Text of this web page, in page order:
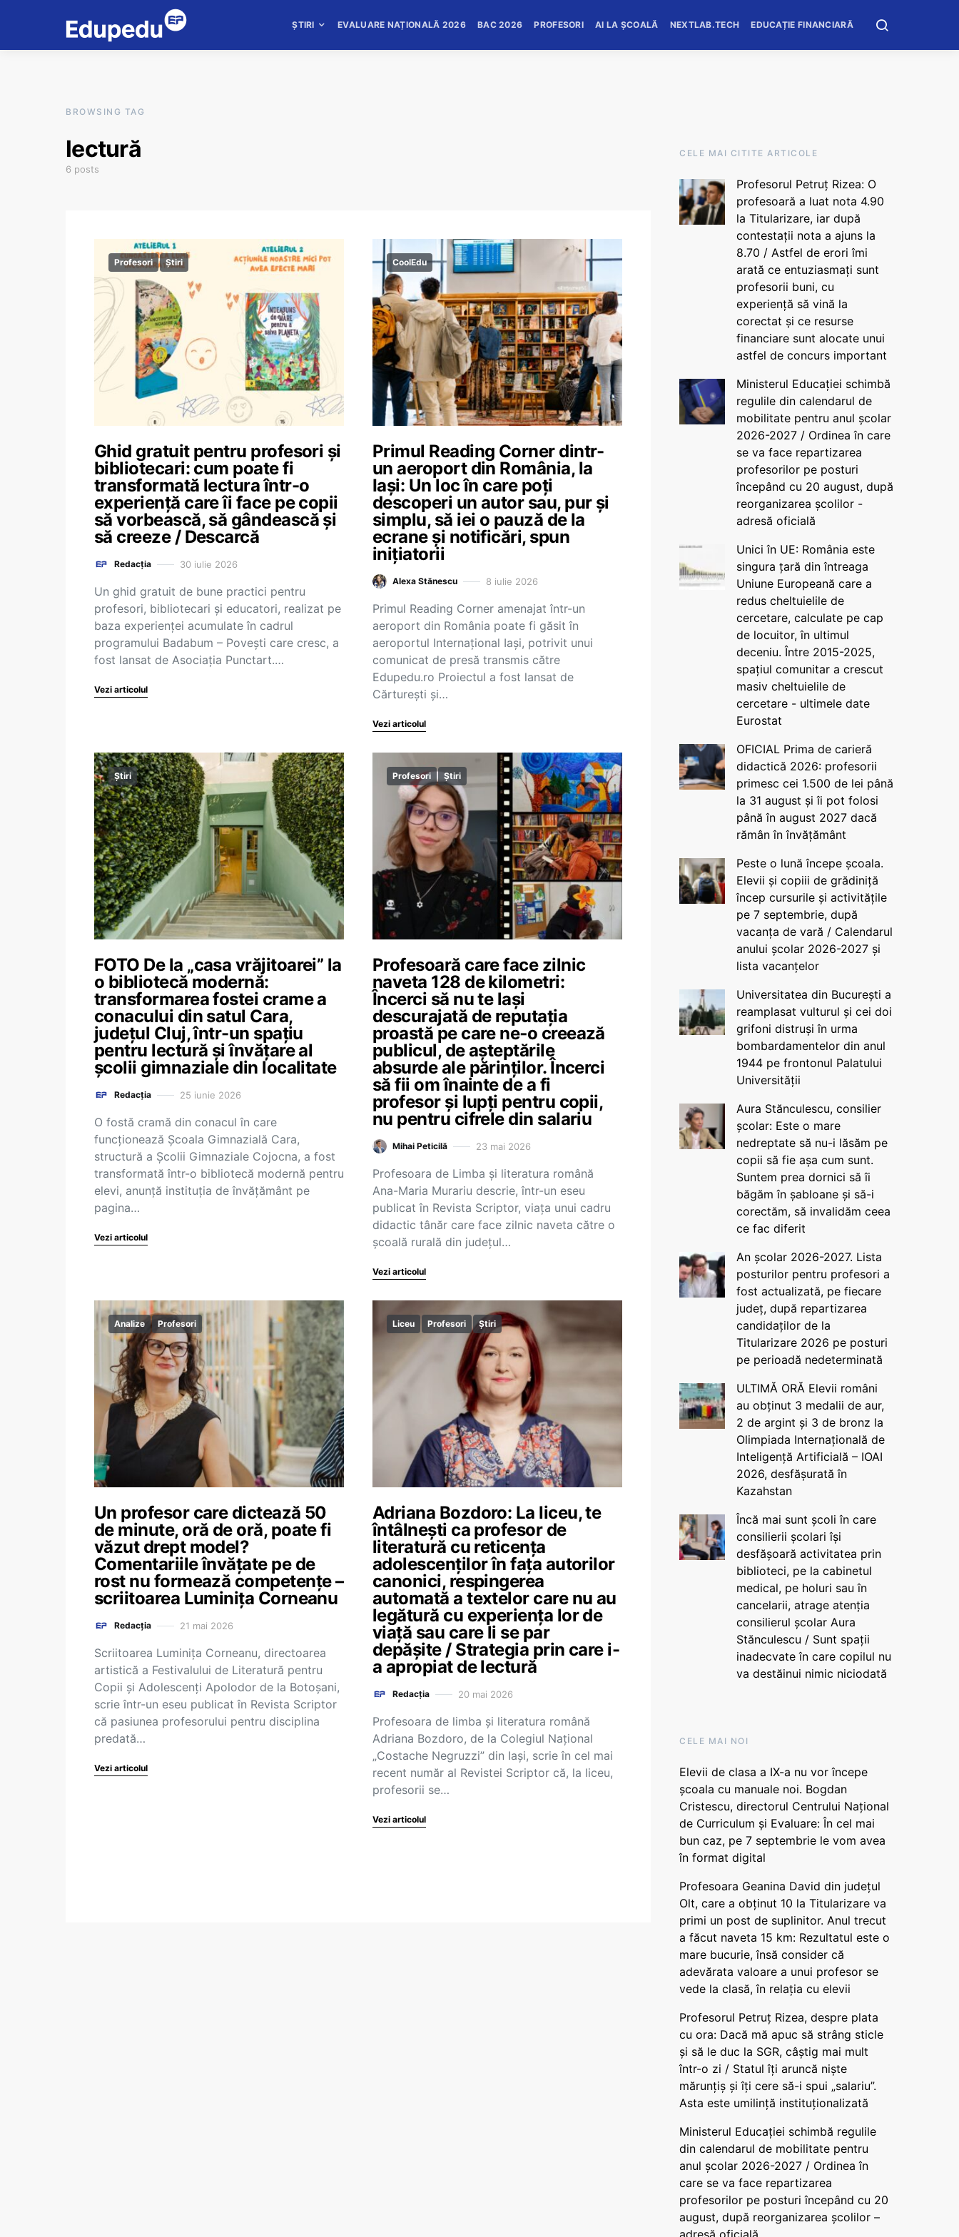
ȘTIRI EVALUARE NAȚIONALĂ 2026 BAC 2026 PROFESORI AI LA ȘCOALĂ NEXTLAB.TECH EDUCAȚIE FINANCIARĂ
BROWSING TAG
lectură
6 posts
Profesori Știri
Ghid gratuit pentru profesori și
bibliotecari: cum poate fi
transformată lectura într-o
experiență care îi face pe copii
să vorbească, să gândească și
să creeze / Descarcă
Redacția 30 iulie 2026
Un ghid gratuit de bune practici pentru
profesori, bibliotecari și educatori, realizat pe
baza experienței acumulate în cadrul
programului Badabum – Povești care cresc, a
fost lansat de Asociația Punctart.…
Vezi articolul
CoolEdu
Primul Reading Corner dintr-
un aeroport din România, la
Iași: Un loc în care poți
descoperi un autor sau, pur și
simplu, să iei o pauză de la
ecrane și notificări, spun
inițiatorii
Alexa Stănescu 8 iulie 2026
Primul Reading Corner amenajat într-un
aeroport din România poate fi găsit în
aeroportul Internațional Iași, potrivit unui
comunicat de presă transmis către
Edupedu.ro Proiectul a fost lansat de
Cărturești și…
Vezi articolul
Știri
FOTO De la „casa vrăjitoarei” la
o bibliotecă modernă:
transformarea fostei crame a
conacului din satul Cara,
județul Cluj, într-un spațiu
pentru lectură și învățare al
școlii gimnaziale din localitate
Redacția 25 iunie 2026
O fostă cramă din conacul în care
funcționează Școala Gimnazială Cara,
structură a Școlii Gimnaziale Cojocna, a fost
transformată într-o bibliotecă modernă pentru
elevi, anunță instituția de învățământ pe
pagina…
Vezi articolul
Profesori Știri
Profesoară care face zilnic
naveta 128 de kilometri:
Încerci să nu te lași
descurajată de reputația
proastă pe care ne‑o creează
publicul, de așteptările
absurde ale părinților. Încerci
să fii om înainte de a fi
profesor și lupți pentru copii,
nu pentru cifrele din salariu
Mihai Peticilă 23 mai 2026
Profesoara de Limba și literatura română
Ana-Maria Murariu descrie, într-un eseu
publicat în Revista Scriptor, viața unui cadru
didactic tânăr care face zilnic naveta către o
școală rurală din județul…
Vezi articolul
Analize Profesori
Un profesor care dictează 50
de minute, oră de oră, poate fi
văzut drept model?
Comentariile învățate pe de
rost nu formează competențe –
scriitoarea Luminița Corneanu
Redacția 21 mai 2026
Scriitoarea Luminița Corneanu, directoarea
artistică a Festivalului de Literatură pentru
Copii și Adolescenți Apolodor de la Botoșani,
scrie într-un eseu publicat în Revista Scriptor
că pasiunea profesorului pentru disciplina
predată…
Vezi articolul
Liceu Profesori Știri
Adriana Bozdoro: La liceu, te
întâlnești ca profesor de
literatură cu reticența
adolescenților în fața autorilor
canonici, respingerea
automată a textelor care nu au
legătură cu experiența lor de
viață sau care li se par
depășite / Strategia prin care i-
a apropiat de lectură
Redacția 20 mai 2026
Profesoara de limba și literatura română
Adriana Bozdoro, de la Colegiul Național
„Costache Negruzzi” din Iași, scrie în cel mai
recent număr al Revistei Scriptor că, la liceu,
profesorii se…
Vezi articolul
CELE MAI CITITE ARTICOLE
Profesorul Petruț Rizea: O
profesoară a luat nota 4.90
la Titularizare, iar după
contestații nota a ajuns la
8.70 / Astfel de erori îmi
arată ce entuziasmați sunt
profesorii buni, cu
experiență să vină la
corectat și ce resurse
financiare sunt alocate unui
astfel de concurs important
Ministerul Educației schimbă
regulile din calendarul de
mobilitate pentru anul școlar
2026-2027 / Ordinea în care
se va face repartizarea
profesorilor pe posturi
începând cu 20 august, după
reorganizarea școlilor -
adresă oficială
Unici în UE: România este
singura țară din întreaga
Uniune Europeană care a
redus cheltuielile de
cercetare, calculate pe cap
de locuitor, în ultimul
deceniu. Între 2015-2025,
spațiul comunitar a crescut
masiv cheltuielile de
cercetare - ultimele date
Eurostat
OFICIAL Prima de carieră
didactică 2026: profesorii
primesc cei 1.500 de lei până
la 31 august și îi pot folosi
până în august 2027 dacă
rămân în învățământ
Peste o lună începe școala.
Elevii și copiii de grădiniță
încep cursurile și activitățile
pe 7 septembrie, după
vacanța de vară / Calendarul
anului școlar 2026-2027 și
lista vacanțelor
Universitatea din București a
reamplasat vulturul și cei doi
grifoni distruși în urma
bombardamentelor din anul
1944 pe frontonul Palatului
Universității
Aura Stănculescu, consilier
școlar: Este o mare
nedreptate să nu-i lăsăm pe
copii să fie așa cum sunt.
Suntem prea dornici să îi
băgăm în șabloane și să-i
corectăm, să invalidăm ceea
ce fac diferit
An școlar 2026-2027. Lista
posturilor pentru profesori a
fost actualizată, pe fiecare
județ, după repartizarea
candidaților de la
Titularizare 2026 pe posturi
pe perioadă nedeterminată
ULTIMĂ ORĂ Elevii români
au obținut 3 medalii de aur,
2 de argint și 3 de bronz la
Olimpiada Internațională de
Inteligență Artificială – IOAI
2026, desfășurată în
Kazahstan
Încă mai sunt școli în care
consilierii școlari își
desfășoară activitatea prin
biblioteci, pe la cabinetul
medical, pe holuri sau în
cancelarii, atrage atenția
consilierul școlar Aura
Stănculescu / Sunt spații
inadecvate în care copilul nu
va destăinui nimic niciodată
CELE MAI NOI
Elevii de clasa a IX-a nu vor începe
școala cu manuale noi. Bogdan
Cristescu, directorul Centrului Național
de Curriculum și Evaluare: În cel mai
bun caz, pe 7 septembrie le vom avea
în format digital
Profesoara Geanina David din județul
Olt, care a obținut 10 la Titularizare va
primi un post de suplinitor. Anul trecut
a făcut naveta 15 km: Rezultatul este o
mare bucurie, însă consider că
adevărata valoare a unui profesor se
vede la clasă, în relația cu elevii
Profesorul Petruț Rizea, despre plata
cu ora: Dacă mă apuc să strâng sticle
și să le duc la SGR, câștig mai mult
într-o zi / Statul îți aruncă niște
mărunțiș și îți cere să-i spui „salariu”.
Asta este umilință instituționalizată
Ministerul Educației schimbă regulile
din calendarul de mobilitate pentru
anul școlar 2026-2027 / Ordinea în
care se va face repartizarea
profesorilor pe posturi începând cu 20
august, după reorganizarea școlilor –
adresă oficială